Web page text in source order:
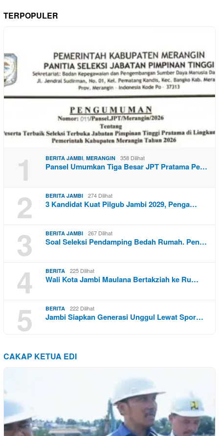
TERPOPULER
1 BERITA JAMBI, MERANGIN 358 Dilihat
Pansel Umumkan Tiga Besar JPT Pratama Pe…
2 BERITA JAMBI 274 Dilihat
3 Kandidat Kuat Pilgub Jambi 2029, Penga…
3 BERITA JAMBI 267 Dilihat
Soal Seleksi Pendamping Bedah Rumah. Pen…
4 BERITA 225 Dilihat
Wali Kota Jambi Maulana Bertakziah ke Ru…
5 BERITA 222 Dilihat
Jambi Siapkan Generasi Unggul Lewat Spor…
CAKAP KETUA EDI